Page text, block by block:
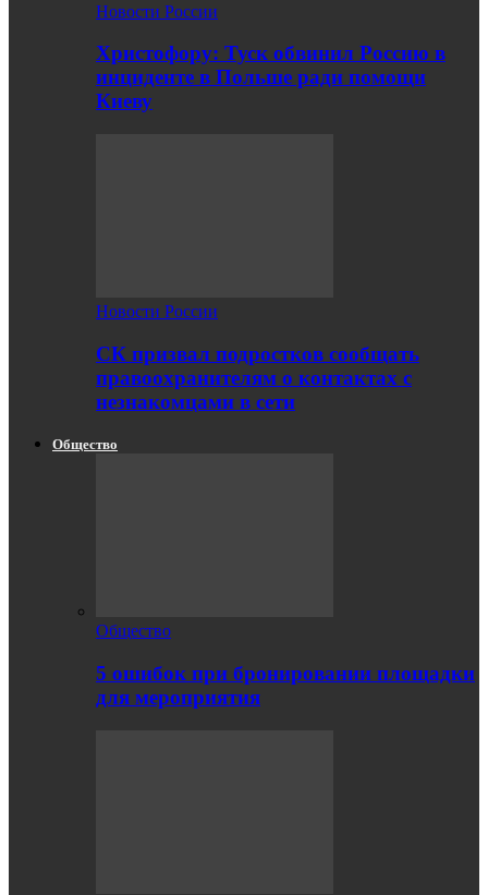
Новости России
Христофору: Туск обвинил Россию в
инциденте в Польше ради помощи
Киеву
Новости России
СК призвал подростков сообщать
правоохранителям о контактах с
незнакомцами в сети
Общество
Общество
5 ошибок при бронировании площадки
для мероприятия